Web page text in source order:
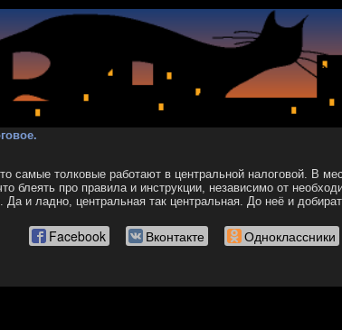
самые толковые работают в центральной налоговой. В
блеять про правила и инструкции, независимо от
Да и ладно, центральная так центральная. До неё и
Facebook Вконтакте Одноклассники